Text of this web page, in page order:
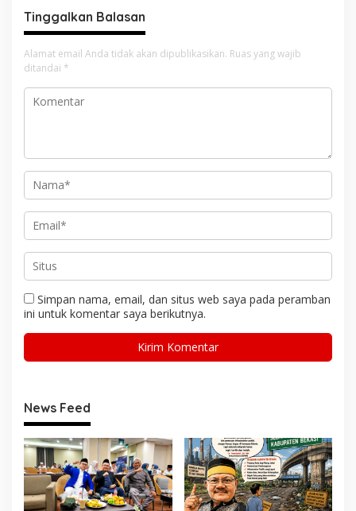
Tinggalkan Balasan
Alamat email Anda tidak akan dipublikasikan. Ruas yang wajib
ditandai *
Simpan nama, email, dan situs web saya pada peramban
ini untuk komentar saya berikutnya.
News Feed